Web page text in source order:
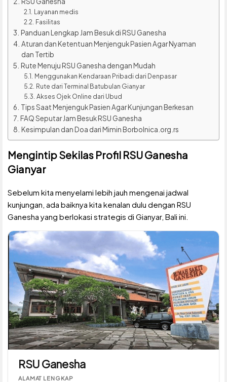
Layanan medis
Fasilitas
Panduan Lengkap Jam Besuk di RSU Ganesha
Aturan dan Ketentuan Menjenguk Pasien Agar Nyaman
dan Tertib
Rute Menuju RSU Ganesha dengan Mudah
Menggunakan Kendaraan Pribadi dari Denpasar
Rute dari Terminal Batubulan Gianyar
Akses Ojek Online dari Ubud
Tips Saat Menjenguk Pasien Agar Kunjungan Berkesan
FAQ Seputar Jam Besuk RSU Ganesha
Kesimpulan dan Doa dari Mimin Borbolnica.org.rs
Mengintip Sekilas Profil RSU Ganesha
Gianyar
Sebelum kita menyelami lebih jauh mengenai jadwal
kunjungan, ada baiknya kita kenalan dulu dengan RSU
Ganesha yang berlokasi strategis di Gianyar, Bali ini.
RSU Ganesha
ALAMAT LENGKAP